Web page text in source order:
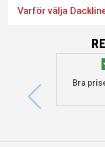
Varför välja
Bra